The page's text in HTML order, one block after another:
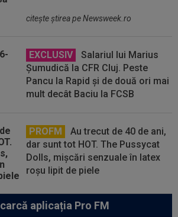
citeşte ştirea pe Newsweek.ro
EXCLUSIV
Salariul lui Marius
Șumudică la CFR Cluj. Peste
Pancu la Rapid și de două ori mai
mult decât Baciu la FCSB
PROFM
Au trecut de 40 de ani,
dar sunt tot HOT. The Pussycat
Dolls, mișcări senzuale în latex
roșu lipit de piele
aplicația Pro FM